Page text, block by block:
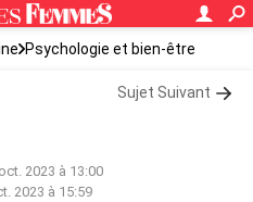
Psychologie et bien-être
Sujet Suivant
2023 à 13:00
2023 à 15:59